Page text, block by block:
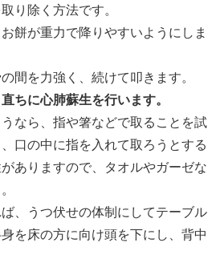
り除く方法です。
餅が重力で降りやすいようにしま
間を力強く、続けて叩きます。
ちに心肺蘇生を行います。
なら、指や箸などで取ることを試
口の中に指を入れて取ろうとする
ありますので、タオルやガーゼな
、うつ伏せの体制にしてテーブル
を床の方に向け頭を下にし、背中